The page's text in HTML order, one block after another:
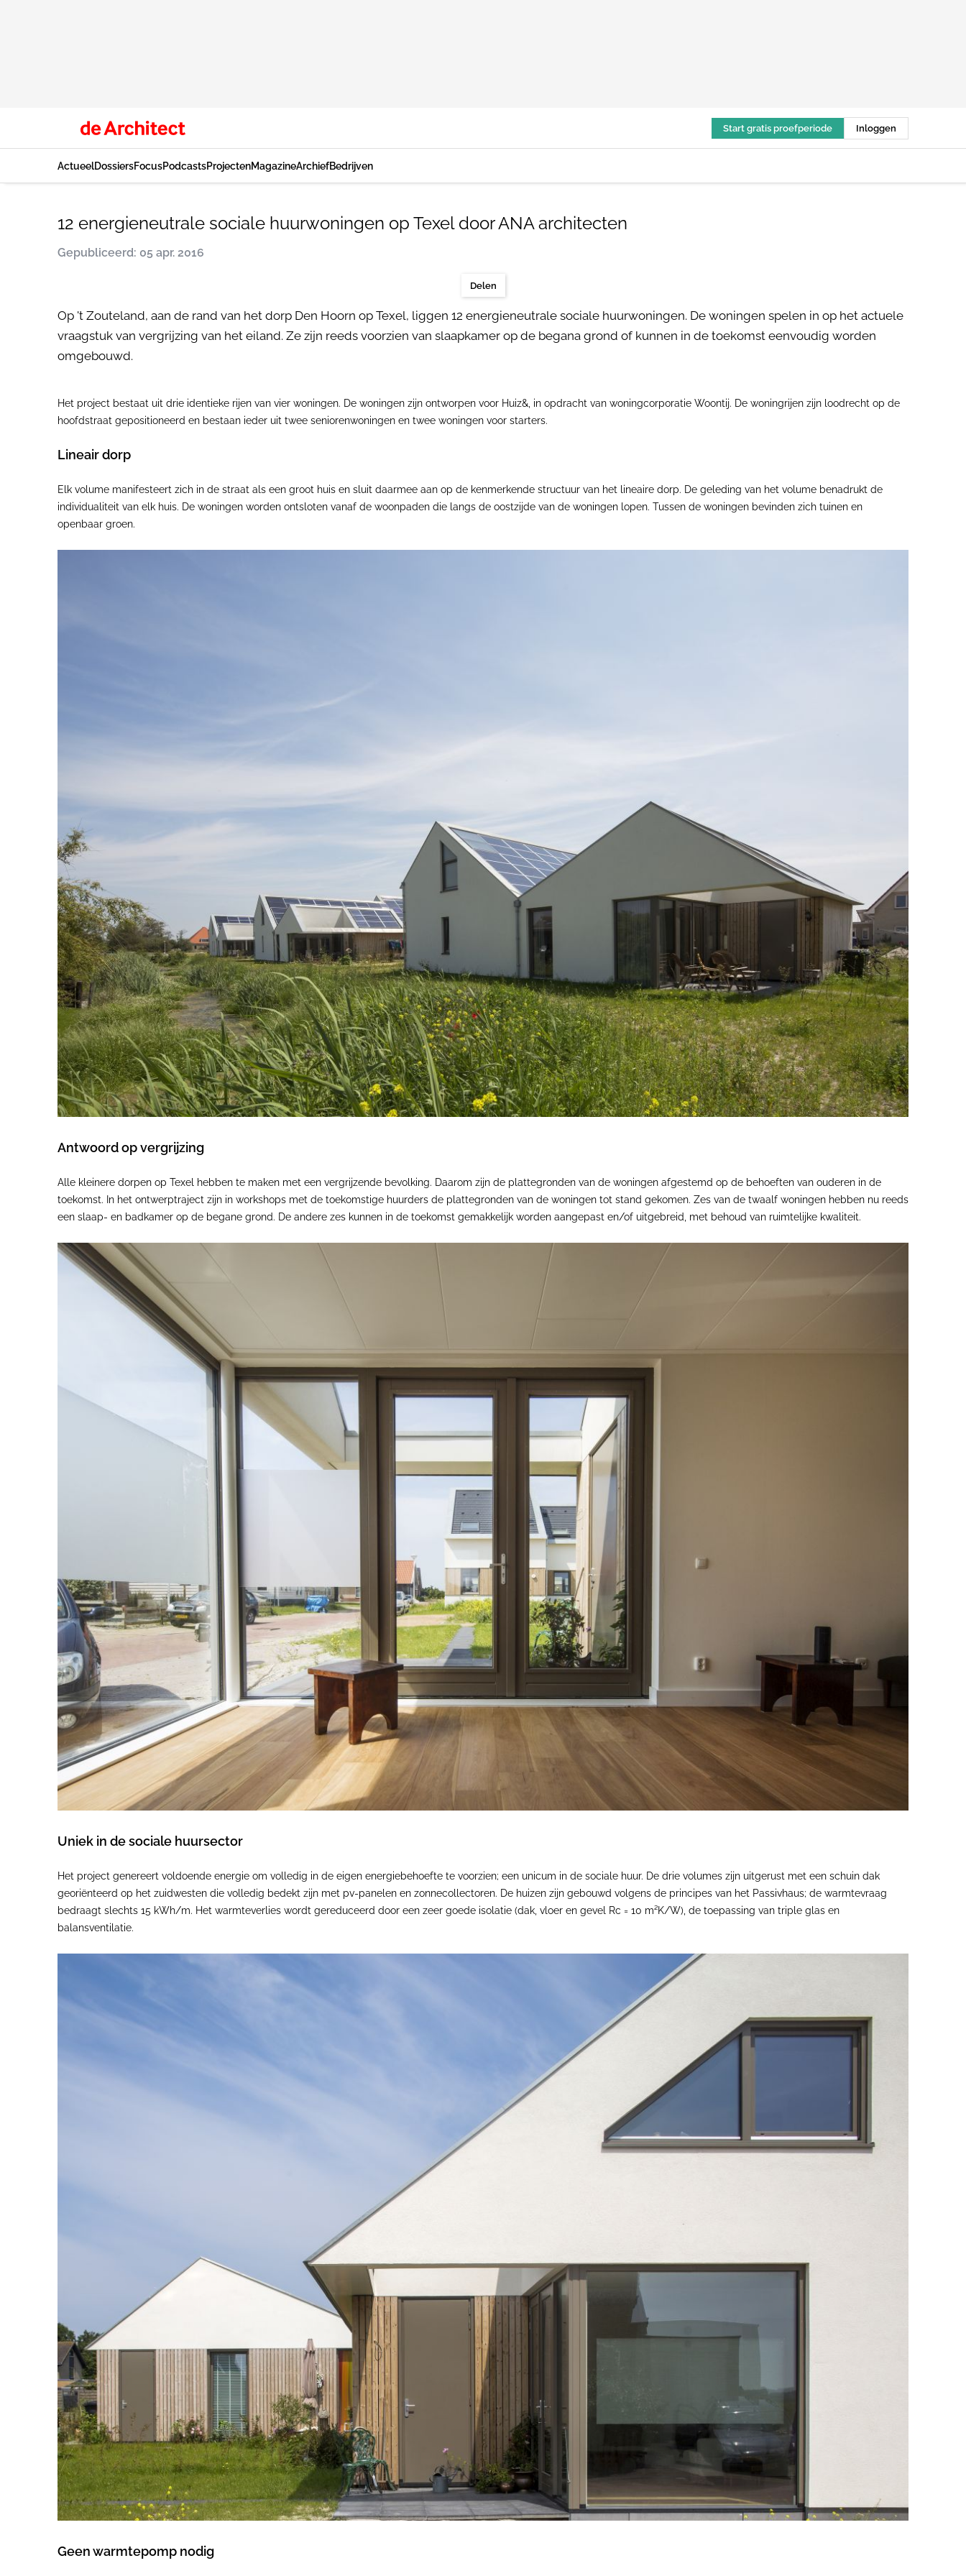
Start gratis proefperiode Inloggen
ActueelDossiersFocusPodcastsProjectenMagazineArchiefBedrijven
12 energieneutrale sociale huurwoningen op Texel door ANA architecten
Gepubliceerd: 05 apr. 2016
Delen
Op 't Zouteland, aan de rand van het dorp Den Hoorn op Texel, liggen 12 energieneutrale sociale huurwoningen. De woningen spelen in op het actuele
vraagstuk van vergrijzing van het eiland. Ze zijn reeds voorzien van slaapkamer op de begana grond of kunnen in de toekomst eenvoudig worden
omgebouwd.
Het project bestaat uit drie identieke rijen van vier woningen. De woningen zijn ontworpen voor Huiz&, in opdracht van woningcorporatie Woontij. De woningrijen zijn loodrecht op de
hoofdstraat gepositioneerd en bestaan ieder uit twee seniorenwoningen en twee woningen voor starters.
Lineair dorp
Elk volume manifesteert zich in de straat als een groot huis en sluit daarmee aan op de kenmerkende structuur van het lineaire dorp. De geleding van het volume benadrukt de
individualiteit van elk huis. De woningen worden ontsloten vanaf de woonpaden die langs de oostzijde van de woningen lopen. Tussen de woningen bevinden zich tuinen en
openbaar groen.
Antwoord op vergrijzing
Alle kleinere dorpen op Texel hebben te maken met een vergrijzende bevolking. Daarom zijn de plattegronden van de woningen afgestemd op de behoeften van ouderen in de
toekomst. In het ontwerptraject zijn in workshops met de toekomstige huurders de plattegronden van de woningen tot stand gekomen. Zes van de twaalf woningen hebben nu reeds
een slaap- en badkamer op de begane grond. De andere zes kunnen in de toekomst gemakkelijk worden aangepast en/of uitgebreid, met behoud van ruimtelijke kwaliteit.
Uniek in de sociale huursector
Het project genereert voldoende energie om volledig in de eigen energiebehoefte te voorzien; een unicum in de sociale huur. De drie volumes zijn uitgerust met een schuin dak
georiënteerd op het zuidwesten die volledig bedekt zijn met pv-panelen en zonnecollectoren. De huizen zijn gebouwd volgens de principes van het Passivhaus; de warmtevraag
bedraagt slechts 15 kWh/m. Het warmteverlies wordt gereduceerd door een zeer goede isolatie (dak, vloer en gevel Rc = 10 m²K/W), de toepassing van triple glas en
balansventilatie.
Geen warmtepomp nodig